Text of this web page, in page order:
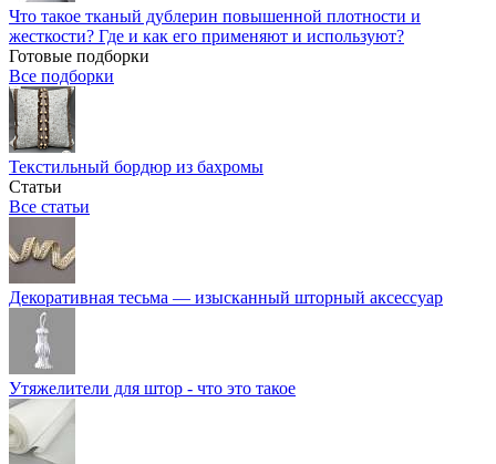
Что такое тканый дублерин повышенной плотности и
жесткости? Где и как его применяют и используют?
Готовые подборки
Все подборки
Текстильный бордюр из бахромы
Статьи
Все статьи
Декоративная тесьма — изысканный шторный аксессуар
Утяжелители для штор - что это такое